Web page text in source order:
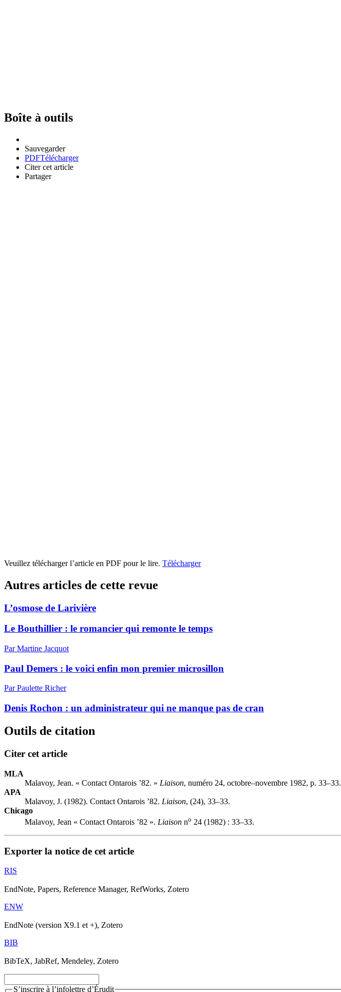
Boîte à outils
Sauvegarder
PDFTélécharger
Citer cet article
Partager
Veuillez télécharger l’article en PDF pour le lire. Télécharger
Autres articles de cette revue
L’osmose de Larivière
Le Bouthillier : le romancier qui remonte le temps
Par Martine Jacquot
Paul Demers : le voici enfin mon premier microsillon
Par Paulette Richer
Denis Rochon : un administrateur qui ne manque pas de cran
Outils de citation
Citer cet article
MLA
Malavoy, Jean. « Contact Ontarois ’82. » Liaison, numéro 24, octobre–novembre 1982, p. 33–33.
APA
Malavoy, J. (1982). Contact Ontarois ’82. Liaison, (24), 33–33.
Chicago
Malavoy, Jean « Contact Ontarois ’82 ». Liaison no 24 (1982) : 33–33.
Exporter la notice de cet article
RIS
EndNote, Papers, Reference Manager, RefWorks, Zotero
ENW
EndNote (version X9.1 et +), Zotero
BIB
BibTeX, JabRef, Mendeley, Zotero
S’inscrire à l’infolettre d’Érudit